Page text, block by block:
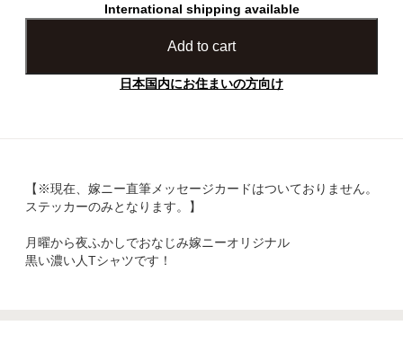
International shipping available
Add to cart
日本国内にお住まいの方向け
【※現在、嫁ニー直筆メッセージカードはついておりません。
ステッカーのみとなります。】
月曜から夜ふかしでおなじみ嫁ニーオリジナル
黒い濃い人Tシャツです！